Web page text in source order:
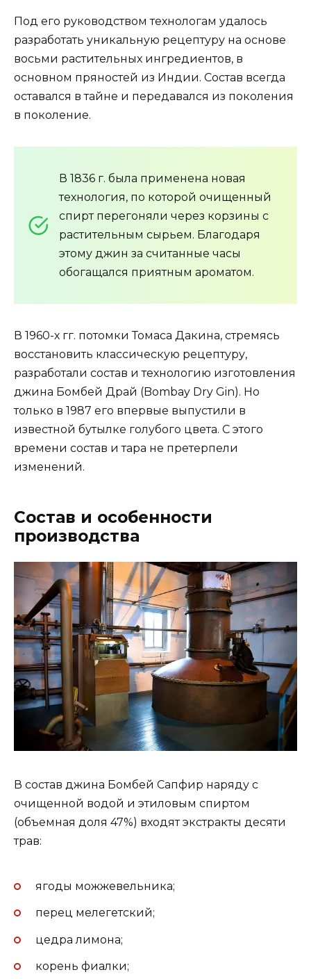
Под его руководством технологам удалось
разработать уникальную рецептуру на основе
восьми растительных ингредиентов, в
основном пряностей из Индии. Состав всегда
оставался в тайне и передавался из поколения
в поколение.
В 1836 г. была применена новая
технология, по которой очищенный
спирт перегоняли через корзины с
растительным сырьем. Благодаря
этому джин за считанные часы
обогащался приятным ароматом.
В 1960-х гг. потомки Томаса Дакина, стремясь
восстановить классическую рецептуру,
разработали состав и технологию изготовления
джина Бомбей Драй (Bombay Dry Gin). Но
только в 1987 его впервые выпустили в
известной бутылке голубого цвета. С этого
времени состав и тара не претерпели
изменений.
Состав и особенности
производства
В состав джина Бомбей Сапфир наряду с
очищенной водой и этиловым спиртом
(объемная доля 47%) входят экстракты десяти
трав:
ягоды можжевельника;
перец мелегетский;
цедра лимона;
корень фиалки;